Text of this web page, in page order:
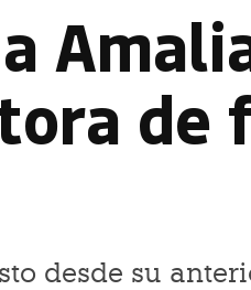
de
desde su